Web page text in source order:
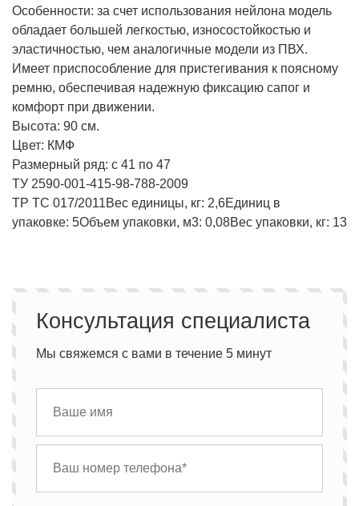
Особенности: за счет использования нейлона модель
обладает большей легкостью, износостойкостью и
эластичностью, чем аналогичные модели из ПВХ.
Имеет приспособление для пристегивания к поясному
ремню, обеспечивая надежную фиксацию сапог и
комфорт при движении.
Высота: 90 см.
Цвет: КМФ
Размерный ряд: с 41 по 47
ТУ 2590-001-415-98-788-2009
ТР ТС 017/2011Вес единицы, кг: 2,6Единиц в
упаковке: 5Объем упаковки, м3: 0,08Вес упаковки, кг: 13
Консультация специалиста
Мы свяжемся с вами в течение 5 минут